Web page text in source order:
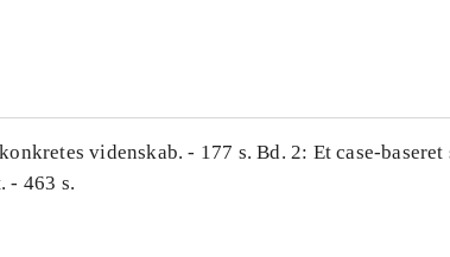
videnskab. - 177 s. Bd. 2: Et case-
- 463 s.